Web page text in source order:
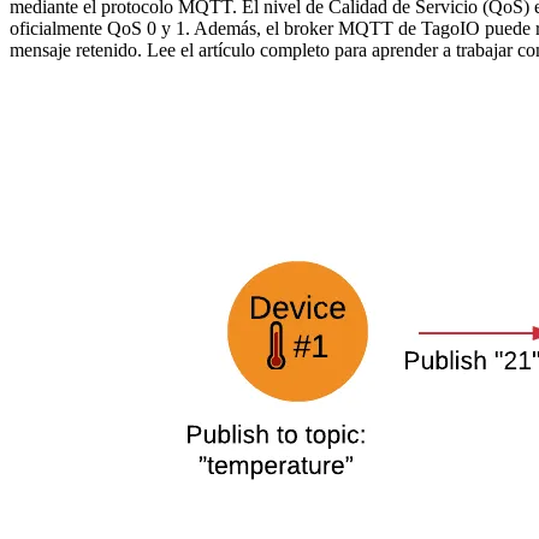
mediante el protocolo MQTT. El nivel de Calidad de Servicio (QoS)
oficialmente QoS 0 y 1. Además, el broker MQTT de TagoIO puede
mensaje retenido. Lee el artículo completo para aprender a trabajar